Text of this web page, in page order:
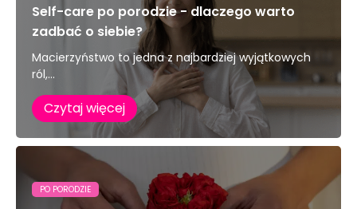
Self-care po porodzie - dlaczego warto
zadbać o siebie?
Macierzyństwo to jedna z najbardziej wyjątkowych
ról,...
Czytaj więcej
PO PORODZIE